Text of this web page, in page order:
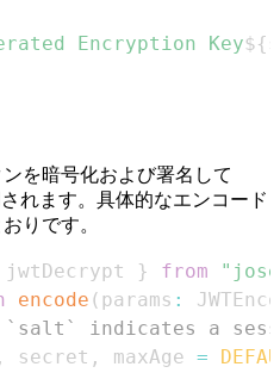
Encryption Key${
を暗号化および署名して
れます。具体的なエンコード
りです。
jwtDecrypt } from
encode ( params :
`salt` indicates a
, secret , maxAge =